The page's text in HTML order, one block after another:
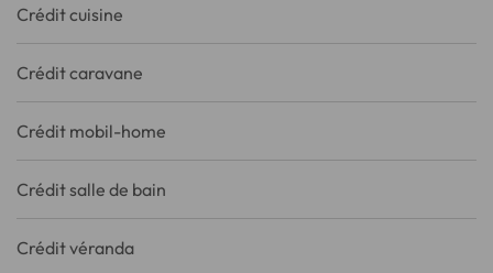
Crédit cuisine
Crédit caravane
Crédit mobil-home
Crédit salle de bain
Crédit véranda